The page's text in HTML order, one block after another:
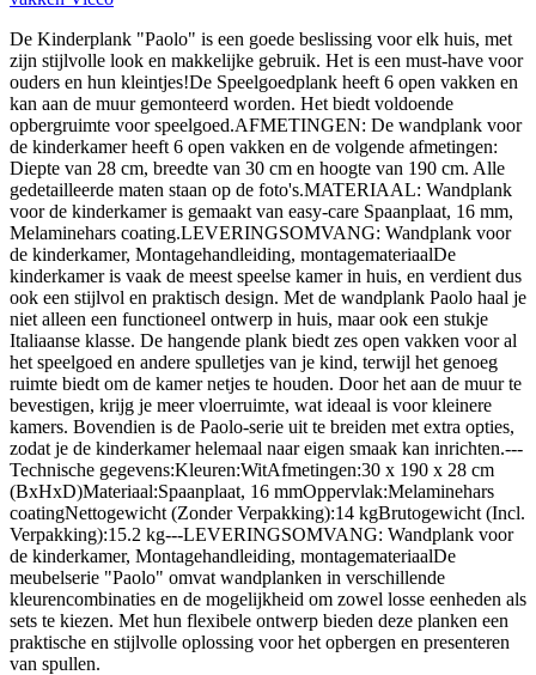
De Kinderplank "Paolo" is een goede beslissing voor elk huis, met
zijn stijlvolle look en makkelijke gebruik. Het is een must-have voor
ouders en hun kleintjes!De Speelgoedplank heeft 6 open vakken en
kan aan de muur gemonteerd worden. Het biedt voldoende
opbergruimte voor speelgoed.AFMETINGEN: De wandplank voor
de kinderkamer heeft 6 open vakken en de volgende afmetingen:
Diepte van 28 cm, breedte van 30 cm en hoogte van 190 cm. Alle
gedetailleerde maten staan op de foto's.MATERIAAL: Wandplank
voor de kinderkamer is gemaakt van easy-care Spaanplaat, 16 mm,
Melaminehars coating.LEVERINGSOMVANG: Wandplank voor
de kinderkamer, Montagehandleiding, montagemateriaalDe
kinderkamer is vaak de meest speelse kamer in huis, en verdient dus
ook een stijlvol en praktisch design. Met de wandplank Paolo haal je
niet alleen een functioneel ontwerp in huis, maar ook een stukje
Italiaanse klasse. De hangende plank biedt zes open vakken voor al
het speelgoed en andere spulletjes van je kind, terwijl het genoeg
ruimte biedt om de kamer netjes te houden. Door het aan de muur te
bevestigen, krijg je meer vloerruimte, wat ideaal is voor kleinere
kamers. Bovendien is de Paolo-serie uit te breiden met extra opties,
zodat je de kinderkamer helemaal naar eigen smaak kan inrichten.---
Technische gegevens:Kleuren:WitAfmetingen:30 x 190 x 28 cm
(BxHxD)Materiaal:Spaanplaat, 16 mmOppervlak:Melaminehars
coatingNettogewicht (Zonder Verpakking):14 kgBrutogewicht (Incl.
Verpakking):15.2 kg---LEVERINGSOMVANG: Wandplank voor
de kinderkamer, Montagehandleiding, montagemateriaalDe
meubelserie "Paolo" omvat wandplanken in verschillende
kleurencombinaties en de mogelijkheid om zowel losse eenheden als
sets te kiezen. Met hun flexibele ontwerp bieden deze planken een
praktische en stijlvolle oplossing voor het opbergen en presenteren
van spullen.